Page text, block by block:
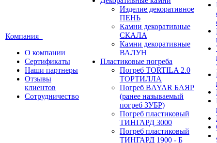
Компания
О компании
Сертификаты
Наши партнеры
Отзывы
клиентов
Сотрудничество
Изделие декоративное
ПЕНЬ
Камни декоративные
СКАЛА
Камни декоративные
ВАЛУН
Пластиковые погреба
Погреб TORTILA 2.0
ТОРТИЛЛА
Погреб BAYAR БАЯР
(ранее называемый
погреб ЗУБР)
Погреб пластиковый
ТИНГАРД 3000
Погреб пластиковый
ТИНГАРД 1900 - Б